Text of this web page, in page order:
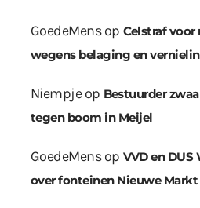
GoedeMensop Celstraf
wegens belaging en
Niempjeop Bestuurder
tegen boom in Meijel
GoedeMensop VVD en
over fonteinen Nieuwe Markt